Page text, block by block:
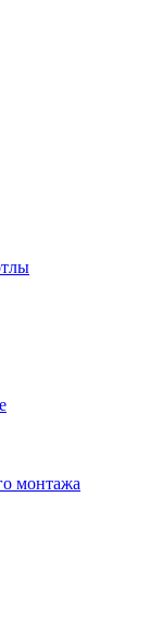
монтажа